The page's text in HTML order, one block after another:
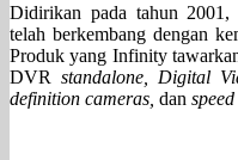
Didirikan pada tahun
telah berkembang dengan
Produk yang Infinity
DVR standalone, Digital
definition cameras, dan